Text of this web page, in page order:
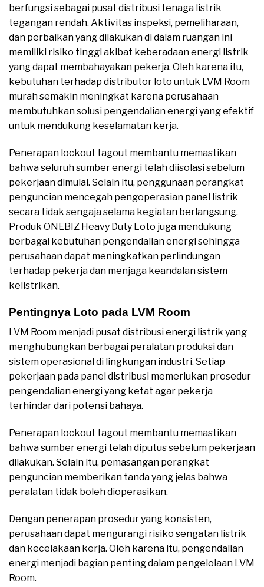
berfungsi sebagai pusat distribusi tenaga listrik
tegangan rendah. Aktivitas inspeksi, pemeliharaan,
dan perbaikan yang dilakukan di dalam ruangan ini
memiliki risiko tinggi akibat keberadaan energi listrik
yang dapat membahayakan pekerja. Oleh karena itu,
kebutuhan terhadap distributor loto untuk LVM Room
murah semakin meningkat karena perusahaan
membutuhkan solusi pengendalian energi yang efektif
untuk mendukung keselamatan kerja.
Penerapan lockout tagout membantu memastikan
bahwa seluruh sumber energi telah diisolasi sebelum
pekerjaan dimulai. Selain itu, penggunaan perangkat
penguncian mencegah pengoperasian panel listrik
secara tidak sengaja selama kegiatan berlangsung.
Produk ONEBIZ Heavy Duty Loto juga mendukung
berbagai kebutuhan pengendalian energi sehingga
perusahaan dapat meningkatkan perlindungan
terhadap pekerja dan menjaga keandalan sistem
kelistrikan.
Pentingnya Loto pada LVM Room
LVM Room menjadi pusat distribusi energi listrik yang
menghubungkan berbagai peralatan produksi dan
sistem operasional di lingkungan industri. Setiap
pekerjaan pada panel distribusi memerlukan prosedur
pengendalian energi yang ketat agar pekerja
terhindar dari potensi bahaya.
Penerapan lockout tagout membantu memastikan
bahwa sumber energi telah diputus sebelum pekerjaan
dilakukan. Selain itu, pemasangan perangkat
penguncian memberikan tanda yang jelas bahwa
peralatan tidak boleh dioperasikan.
Dengan penerapan prosedur yang konsisten,
perusahaan dapat mengurangi risiko sengatan listrik
dan kecelakaan kerja. Oleh karena itu, pengendalian
energi menjadi bagian penting dalam pengelolaan LVM
Room.